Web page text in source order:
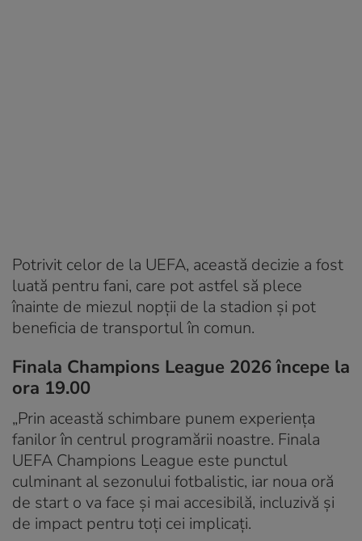
Potrivit celor de la UEFA, această decizie a fost
luată pentru fani, care pot astfel să plece
înainte de miezul nopții de la stadion și pot
beneficia de transportul în comun.
Finala Champions League 2026 începe la
ora 19.00
„Prin această schimbare punem experiența
fanilor în centrul programării noastre. Finala
UEFA Champions League este punctul
culminant al sezonului fotbalistic, iar noua oră
de start o va face și mai accesibilă, incluzivă și
de impact pentru toți cei implicați.